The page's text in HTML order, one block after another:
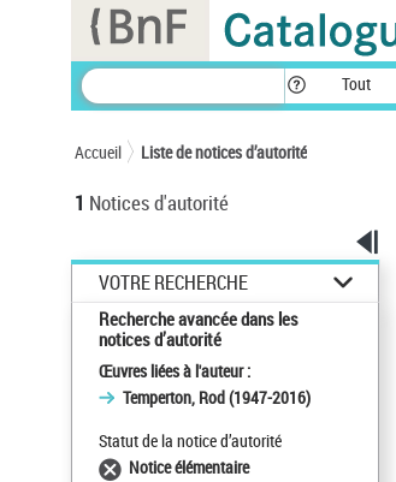
Tout
Accueil Liste de notices d’autorité
1 Notices d'autorité
VOTRE RECHERCHE
Recherche avancée dans les
notices d’autorité
Œuvres liées à l'auteur :
Temperton, Rod (1947-2016)
Statut de la notice d’autorité
Notice élémentaire
Panneau de gestion des cookies